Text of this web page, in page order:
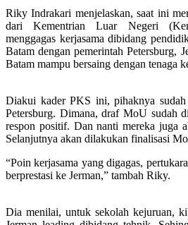
Riky Indrakari menjelaskan, saat ini
dari Kementrian Luar Negeri
menggagas kerjasama dibidang
Batam dengan pemerintah Petersburg,
Batam mampu bersaing dengan tenaga
Diakui kader PKS ini, pihaknya
Petersburg. Dimana, draf MoU sudah
respon positif. Dan nanti mereka juga
Selanjutnya akan dilakukan finalisasi
“Poin kerjasama yang digagas,
berprestasi ke Jerman,” tambah Riky.
Dia menilai, untuk sekolah kejuruan,